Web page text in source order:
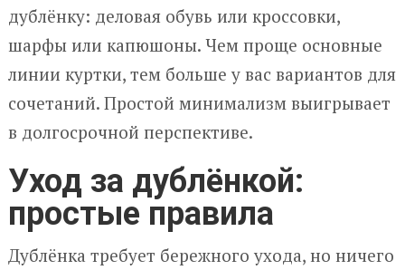
дублёнку: деловая обувь или кроссовки,
шарфы или капюшоны. Чем проще основные
линии куртки, тем больше у вас вариантов для
сочетаний. Простой минимализм выигрывает
в долгосрочной перспективе.
Уход за дублёнкой:
простые правила
Дублёнка требует бережного ухода, но ничего